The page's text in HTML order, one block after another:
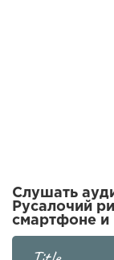
Слушать
Русалочий
смартфоне и